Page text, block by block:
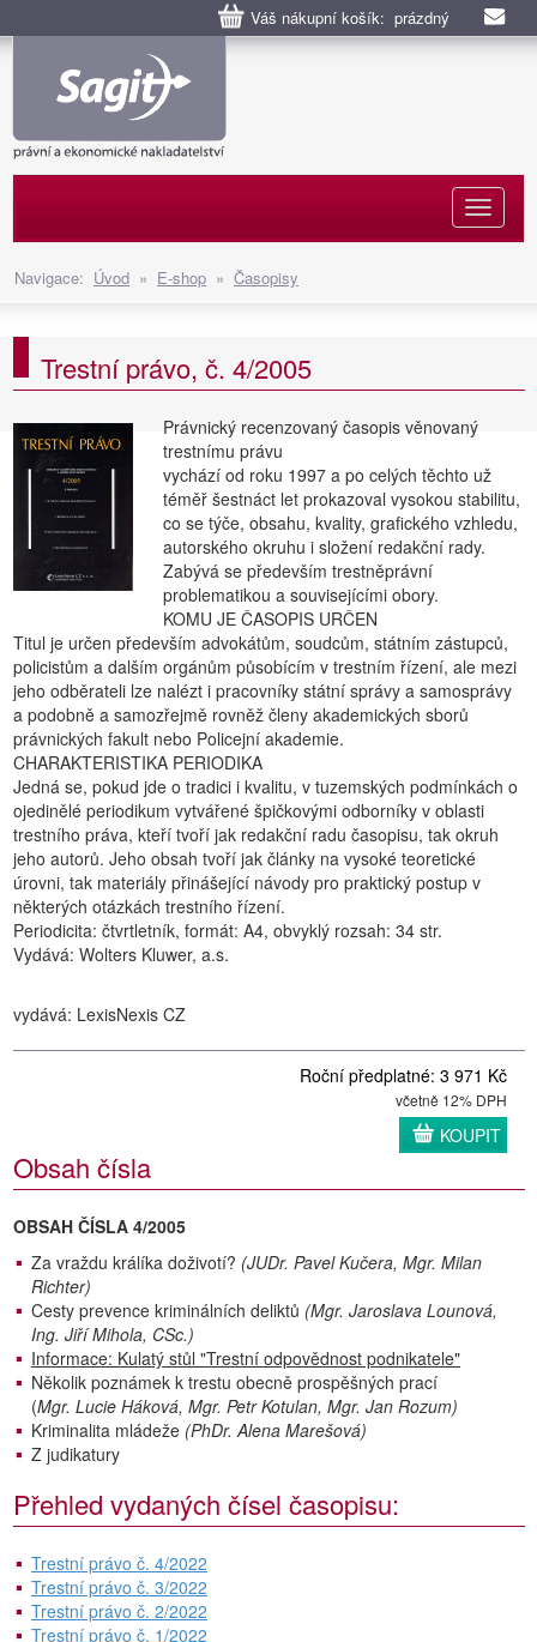
Váš nákupní košík: prázdný
Navigace: Úvod » E-shop » Časopisy
Trestní právo, č. 4/2005
Právnický recenzovaný časopis věnovaný
trestnímu právu
vychází od roku 1997 a po celých těchto už
téměř šestnáct let prokazoval vysokou stabilitu,
co se týče, obsahu, kvality, grafického vzhledu,
autorského okruhu i složení redakční rady.
Zabývá se především trestněprávní
problematikou a souvisejícími obory.
KOMU JE ČASOPIS URČEN
Titul je určen především advokátům, soudcům, státním zástupců,
policistům a dalším orgánům působícím v trestním řízení, ale mezi
jeho odběrateli lze nalézt i pracovníky státní správy a samosprávy
a podobně a samozřejmě rovněž členy akademických sborů
právnických fakult nebo Policejní akademie.
CHARAKTERISTIKA PERIODIKA
Jedná se, pokud jde o tradici i kvalitu, v tuzemských podmínkách o
ojedinělé periodikum vytvářené špičkovými odborníky v oblasti
trestního práva, kteří tvoří jak redakční radu časopisu, tak okruh
jeho autorů. Jeho obsah tvoří jak články na vysoké teoretické
úrovni, tak materiály přinášející návody pro praktický postup v
některých otázkách trestního řízení.
Periodicita: čtvrtletník, formát: A4, obvyklý rozsah: 34 str.
Vydává: Wolters Kluwer, a.s.
vydává: LexisNexis CZ
Roční předplatné: 3 971 Kč
včetně 12% DPH
KOUPIT
Obsah čísla
OBSAH ČÍSLA 4/2005
Za vraždu králíka doživotí? (JUDr. Pavel Kučera, Mgr. Milan
Richter)
Cesty prevence kriminálních deliktů (Mgr. Jaroslava Lounová,
Ing. Jiří Mihola, CSc.)
Informace: Kulatý stůl "Trestní odpovědnost podnikatele"
Několik poznámek k trestu obecně prospěšných prací
(Mgr. Lucie Háková, Mgr. Petr Kotulan, Mgr. Jan Rozum)
Kriminalita mládeže (PhDr. Alena Marešová)
Z judikatury
Přehled vydaných čísel časopisu:
Trestní právo č. 4/2022
Trestní právo č. 3/2022
Trestní právo č. 2/2022
Trestní právo č. 1/2022